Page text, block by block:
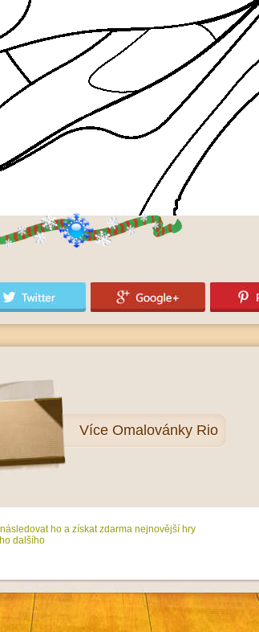
Více Omalovánky Rio
ho a získat zdarma nejnovější hry
dalšího